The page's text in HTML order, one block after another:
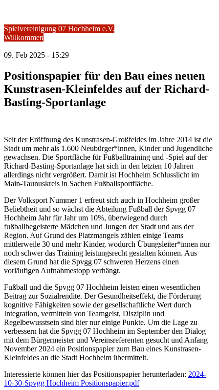
Spielvereinigung 07 Hochheim e.V.
Willkommen
09. Feb 2025 - 15:29
Positionspapier für den Bau eines neuen
Kunstrasen-Kleinfeldes auf der Richard-
Basting-Sportanlage
Seit der Eröffnung des Kunstrasen-Großfeldes im Jahre 2014 ist die
Stadt um mehr als 1.600 Neubürger*innen, Kinder und Jugendliche
gewachsen. Die Sportfläche für Fußballtraining und -Spiel auf der
Richard-Basting-Sportanlage hat sich in den letzten 10 Jahren
allerdings nicht vergrößert. Damit ist Hochheim Schlusslicht im
Main-Taunuskreis in Sachen Fußballsportfläche.
Der Volksport Nummer 1 erfreut sich auch in Hochheim großer
Beliebtheit und so wächst die Abteilung Fußball der Spvgg 07
Hochheim Jahr für Jahr um 10%, überwiegend durch
fußballbegeisterte Mädchen und Jungen der Stadt und aus der
Region. Auf Grund des Platzmangels zählen einige Teams
mittlerweile 30 und mehr Kinder, wodurch Übungsleiter*innen nur
noch schwer das Training leistungsrecht gestalten können. Aus
diesem Grund hat die Spvgg 07 schweren Herzens einen
vorläufigen Aufnahmestopp verhängt.
Fußball und die Spvgg 07 Hochheim leisten einen wesentlichen
Beitrag zur Sozialrendite. Der Gesundheitseffekt, die Förderung
kognitive Fähigkeiten sowie der gesellschaftliche Wert durch
Integration, vermitteln von Teamgeist, Disziplin und
Regelbewusstsein sind hier nur einige Punkte. Um die Lage zu
verbessern hat die Spvgg 07 Hochheim im September den Dialog
mit dem Bürgermeister und Vereinsreferenten gesucht und Anfang
November 2024 ein Positionspapier zum Bau eines Kunstrasen-
Kleinfeldes an die Stadt Hochheim übermittelt.
Interessierte können hier das Positionspapier herunterladen: 2024-
10-30-Spvgg Hochheim Positionspapier.pdf